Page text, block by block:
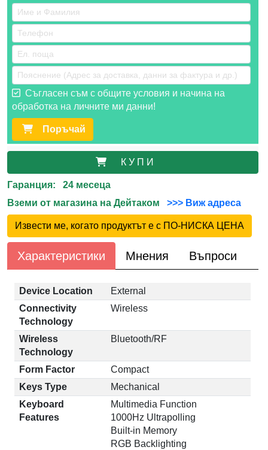
Съгласен съм с общите условия и начина на
обработка на личните ми данни!
Поръчай
К У П И
Гаранция: 24 месеца
Вземи от магазина на Дейтаком
>>> Виж адреса
Извести ме, когато продуктът е с ПО-НИСКА ЦЕНА
Характеристики Мнения Въпроси
Device Location
External
Connectivity
Technology
Wireless
Wireless
Technology
Bluetooth/RF
Form Factor
Compact
Keys Type
Mechanical
Keyboard
Features
Multimedia Function
1000Hz Ultrapolling
Built-in Memory
RGB Backlighting